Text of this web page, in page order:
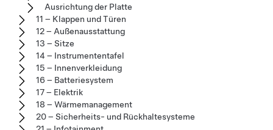
Ausrichtung der Platte
11 – Klappen und Türen
12 – Außenausstattung
13 – Sitze
14 – Instrumententafel
15 – Innenverkleidung
16 – Batteriesystem
17 – Elektrik
18 – Wärmemanagement
20 – Sicherheits- und Rückhaltesysteme